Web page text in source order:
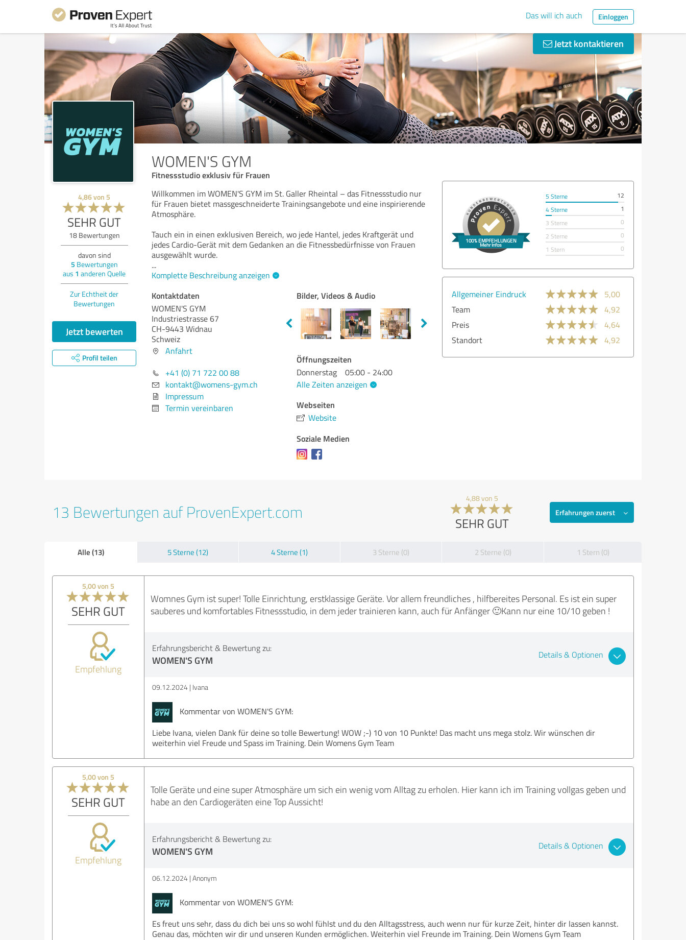
Das will ich auch Einloggen
Jetzt kontaktieren
WOMEN'S GYM
Fitnessstudio exklusiv für Frauen
4,86von 5
SEHR GUT
18Bewertungen
davon sind
5 Bewertungen
aus 1 anderen Quelle
Zur Echtheit der
Bewertungen
Jetzt bewerten
Profil teilen
Willkommen im WOMEN'S GYM im St. Galler Rheintal – das Fitnessstudio nur
für Frauen bietet massgeschneiderte Trainingsangebote und eine inspirierende
Atmosphäre.
Tauch ein in einen exklusiven Bereich, wo jede Hantel, jedes Kraftgerät und
jedes Cardio-Gerät mit dem Gedanken an die Fitnessbedürfnisse von Frauen
ausgewählt wurde.
...
Komplette Beschreibung anzeigen
Kontaktdaten
WOMEN'S GYM
Industriestrasse 67
CH-9443 Widnau
Schweiz
Anfahrt
+41 (0) 71 722 00 88
kontakt@womens-gym.ch
Impressum
Termin vereinbaren
Bilder, Videos & Audio
Öffnungszeiten
Donnerstag
05:00 - 24:00
Alle Zeiten anzeigen
Webseiten
Website
Soziale Medien
5 Sterne
12
4 Sterne
1
3 Sterne
0
2 Sterne
0
1 Stern
0
Allgemeiner Eindruck
5,00
Team
4,92
Preis
4,64
Standort
4,92
13 Bewertungen auf ProvenExpert.com
4,88 von 5
SEHR GUT
Erfahrungen zuerst
Alle (13) 5 Sterne (12) 4 Sterne (1) 3 Sterne (0) 2 Sterne (0) 1 Stern (0)
5,00 von 5
SEHR GUT
Empfehlung
Womnes Gym ist super! Tolle Einrichtung, erstklassige Geräte. Vor allem freundliches , hilfbereites Personal. Es ist ein super
sauberes und komfortables Fitnessstudio, in dem jeder trainieren kann, auch für Anfänger 🙂Kann nur eine 10/10 geben !
Erfahrungsbericht & Bewertung zu:
WOMEN'S GYM Details & Optionen
09.12.2024 Ivana
Kommentar von WOMEN'S GYM:
Liebe Ivana, vielen Dank für deine so tolle Bewertung! WOW ;-) 10 von 10 Punkte! Das macht uns mega stolz. Wir wünschen dir
weiterhin viel Freude und Spass im Training. Dein Womens Gym Team
5,00 von 5
SEHR GUT
Empfehlung
Tolle Geräte und eine super Atmosphäre um sich ein wenig vom Alltag zu erholen. Hier kann ich im Training vollgas geben und
habe an den Cardiogeräten eine Top Aussicht!
Erfahrungsbericht & Bewertung zu:
WOMEN'S GYM Details & Optionen
06.12.2024 Anonym
Kommentar von WOMEN'S GYM:
Es freut uns sehr, dass du dich bei uns so wohl fühlst und du den Alltagsstress, auch wenn nur für kurze Zeit, hinter dir lassen kannst.
Genau das, möchten wir dir und unseren Kunden ermöglichen. Weiterhin viel Freunde im Training. Dein Womens Gym Team